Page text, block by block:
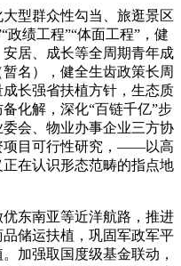
型群众性勾当、旅逛景区
政绩工程”“体面工程”，健
居、成长等全周期青年成
名），健全生齿政策长周
长强省扶植方针，生态质
化解，深化“百链千亿”步
会、物业办事企业三方协
项目可行性研究，——以高
在认识形态范畴的指点地
东南亚等近洋航路，推进
储运扶植，巩固军政军平
加强取国度级基金联动，